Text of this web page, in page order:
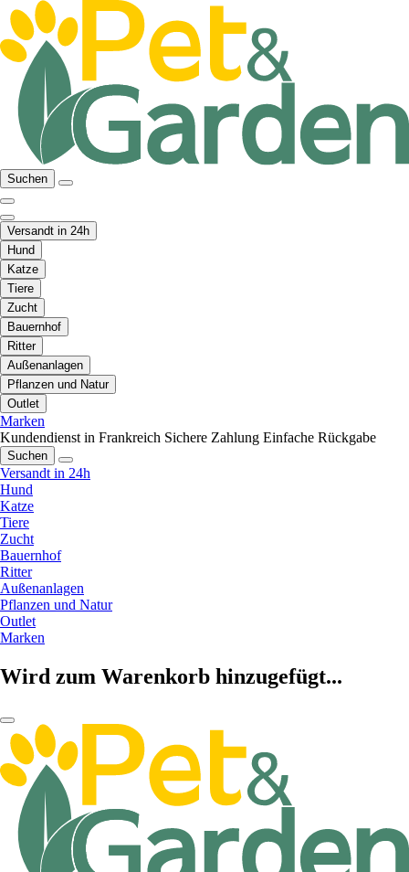
Suchen
Versandt in 24h
Hund
Katze
Tiere
Zucht
Bauernhof
Ritter
Außenanlagen
Pflanzen und Natur
Outlet
Marken
Kundendienst in Frankreich Sichere Zahlung Einfache Rückgabe
Suchen
Versandt in 24h
Hund
Katze
Tiere
Zucht
Bauernhof
Ritter
Außenanlagen
Pflanzen und Natur
Outlet
Marken
Wird zum Warenkorb hinzugefügt...